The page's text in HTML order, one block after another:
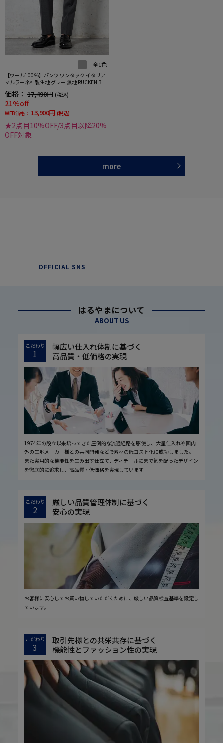
全1色
【ウール100％】パンツ ワンタック イタリア
マルラーネ社製生地 グレー 無地 RUCKEN BAC
CHAR
価格： 17,490円 (税込)
21%off
WEB価格： 13,900円 (税込)
★2点目10%OFF/3点目以降20%
OFF対象
more
OFFICIAL SNS
はるやまについて
ABOUT US
こだわり
1
幅広い仕入れ体制に基づく
高品質・低価格の実現
1974年の設立以来培ってきた圧倒的な流通経路を駆使し、大量仕入れや国内
外の生地メーカー様との共同開発などで素材の低コスト化に成功しました。
また実用的な機能性を生み出す仕立て、ディテールにまで気を配ったデザイン
を徹底的に追求し、高品質・低価格を実現しています
こだわり
2
厳しい品質管理体制に基づく
安心の実現
お客様に安心してお買い物していただくために、厳しい品質検査基準を設定し
ています。
こだわり
3
取引先様との共栄共存に基づく
機能性とファッション性の実現